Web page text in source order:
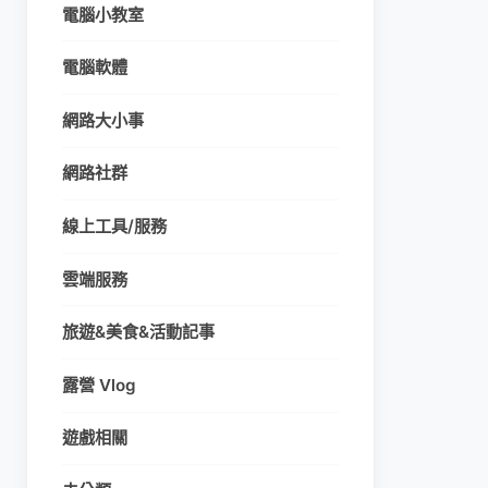
電腦小教室
電腦軟體
網路大小事
網路社群
線上工具/服務
雲端服務
旅遊&美食&活動記事
露營 Vlog
遊戲相關